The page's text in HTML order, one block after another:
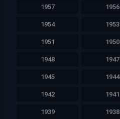
1957 1956
1954 1953
1951 1950
1948 1947
1945 1944
1942 1941
1939 1938